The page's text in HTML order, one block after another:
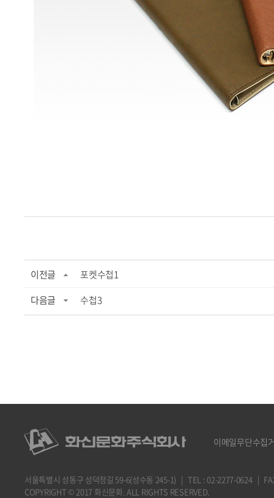
이전글
포켓수첩1
다음글
수첩3
이메일무단수집
서울특별시 성동구 성덕정길 59-6(성수동 245-1) | TEL : 02-2277-0624
COPYRIGHT © 2017 화신문화. ALL RIGHTS RESERVED.